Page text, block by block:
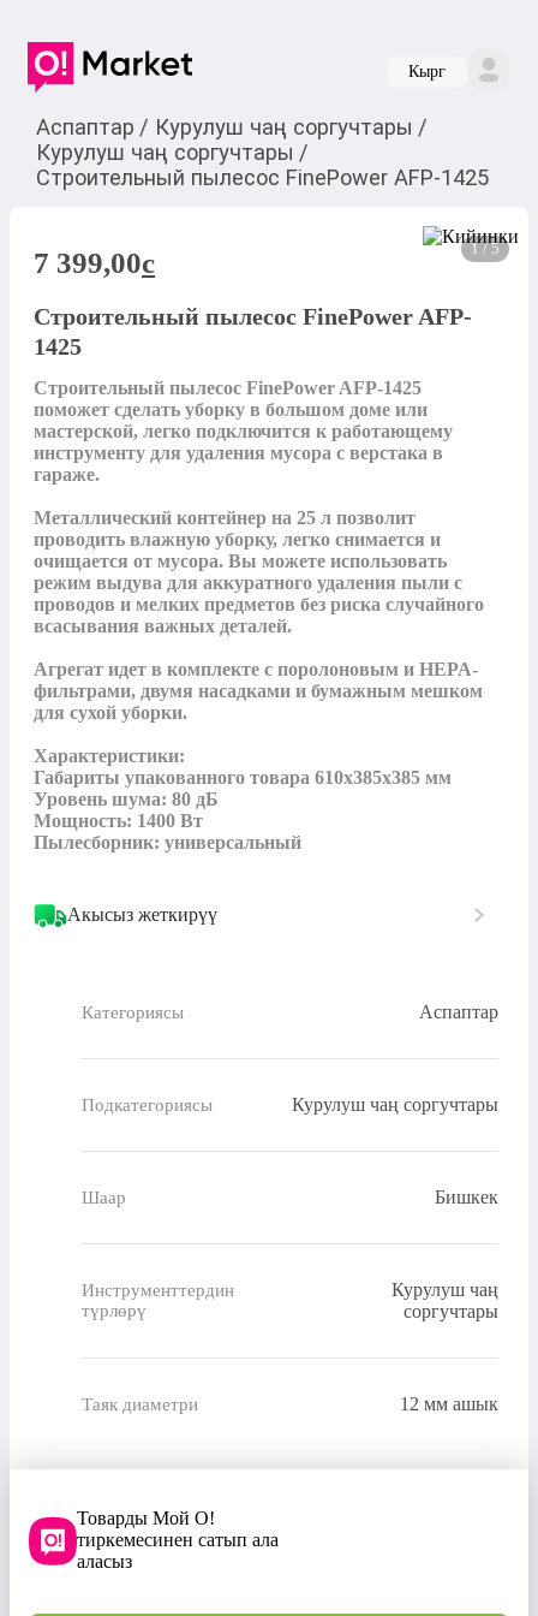
Кырг
Аспаптар / Курулуш чаң соргучтары /
Курулуш чаң соргучтары /
Строительный пылесос FinePower AFP-1425
1 / 5
7 399,00c
Строительный пылесос FinePower AFP-
1425
Строительный пылесос FinePower AFP-1425
поможет сделать уборку в большом доме или
мастерской, легко подключится к работающему
инструменту для удаления мусора с верстака в
гараже.
Металлический контейнер на 25 л позволит
проводить влажную уборку, легко снимается и
очищается от мусора. Вы можете использовать
режим выдува для аккуратного удаления пыли с
проводов и мелких предметов без риска случайного
всасывания важных деталей.
Агрегат идет в комплекте с поролоновым и HEPA-
фильтрами, двумя насадками и бумажным мешком
для сухой уборки.
Характеристики:
Габариты упакованного товара 610x385x385 мм
Уровень шума: 80 дБ
Мощность: 1400 Вт
Пылесборник: универсальный
Акысыз жеткирүү
Категориясы Аспаптар
Подкатегориясы Курулуш чаң соргучтары
Шаар Бишкек
Инструменттердин
түрлөрү
Курулуш чаң
соргучтары
Таяк диаметри 12 мм ашык
Товарды Мой О!
тиркемесинен сатып ала
аласыз